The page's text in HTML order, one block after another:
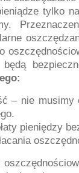
tylko
będą
– nie
pieniędzy